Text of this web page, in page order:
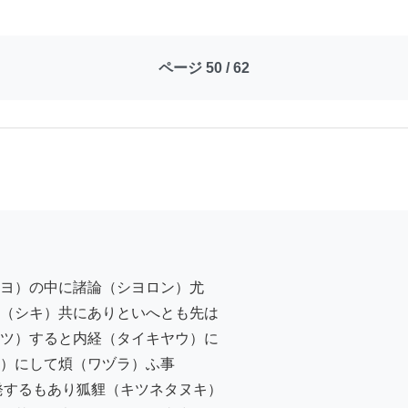
ページ 50 / 62
）の中に諸論（シヨロン）尤
シキ）共にありといへとも先は
）すると内経（タイキヤウ）に
にして煩（ワヅラ）ふ事
るもあり狐貍（キツネタヌキ）